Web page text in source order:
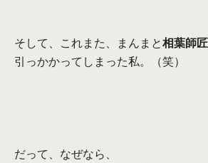
そして、これまた、まんまと相葉師
引っかかってしまった私。（笑）
だって、なぜなら、